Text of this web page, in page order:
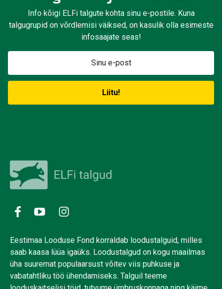
Info kõigi ELFi talgute kohta sinu e-postile. Kuna
talgugrupid on võrdlemisi väiksed, on kasulik olla esimeste
infosaajate seas!
Eestimaa Looduse Fond korraldab loodustalguid, milles
saab kaasa lüüa igaüks. Loodustalgud on kogu maailmas
üha suuremat populaarsust võitev viis puhkuse ja
vabatahtliku töö ühendamiseks. Talguil teeme